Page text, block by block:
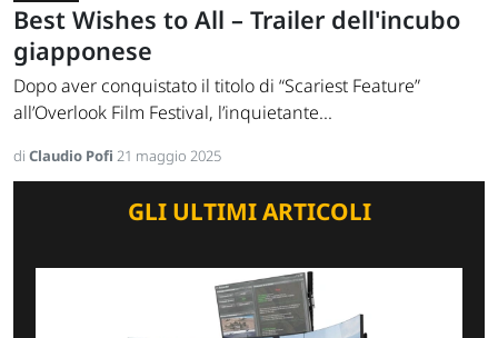
Best Wishes to All – Trailer dell'incubo
giapponese
Dopo aver conquistato il titolo di “Scariest Feature”
all’Overlook Film Festival, l’inquietante...
di Claudio Pofi 21 maggio 2025
GLI ULTIMI ARTICOLI